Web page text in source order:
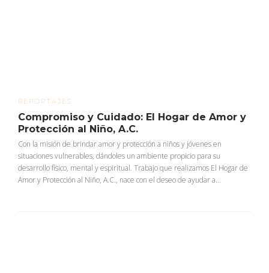
REPORTAJES
Compromiso y Cuidado: El Hogar de Amor y
Protección al Niño, A.C.
Con la misión de brindar amor y protección a niños y jóvenes en
situaciones vulnerables, dándoles un ambiente propicio para su
desarrollo físico, mental y espiritual. Trabajo que realizamos El Hogar de
Amor y Protección al Niño, A.C., nace con el deseo de ayudar a...